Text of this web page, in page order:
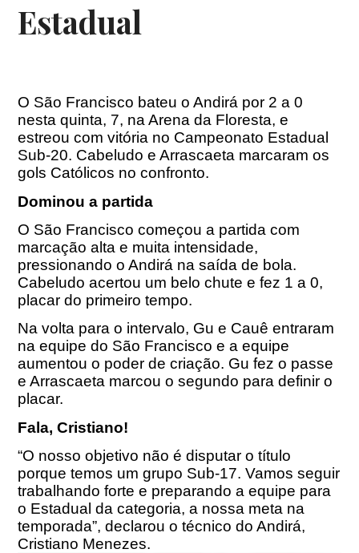
Estadual
O São Francisco bateu o Andirá por 2 a 0
nesta quinta, 7, na Arena da Floresta, e
estreou com vitória no Campeonato Estadual
Sub-20. Cabeludo e Arrascaeta marcaram os
gols Católicos no confronto.
Dominou a partida
O São Francisco começou a partida com
marcação alta e muita intensidade,
pressionando o Andirá na saída de bola.
Cabeludo acertou um belo chute e fez 1 a 0,
placar do primeiro tempo.
Na volta para o intervalo, Gu e Cauê entraram
na equipe do São Francisco e a equipe
aumentou o poder de criação. Gu fez o passe
e Arrascaeta marcou o segundo para definir o
placar.
Fala, Cristiano!
“O nosso objetivo não é disputar o título
porque temos um grupo Sub-17. Vamos seguir
trabalhando forte e preparando a equipe para
o Estadual da categoria, a nossa meta na
temporada”, declarou o técnico do Andirá,
Cristiano Menezes.